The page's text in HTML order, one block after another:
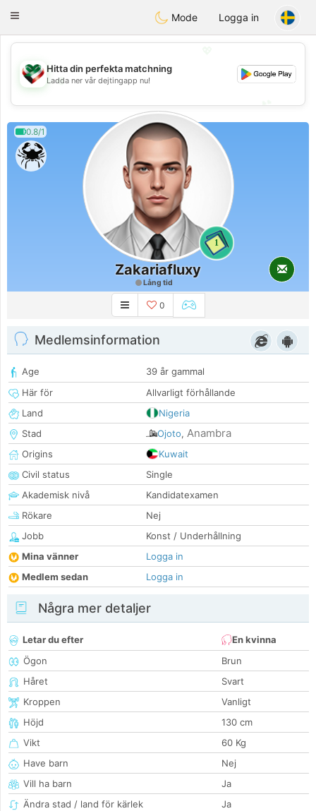
KuwaitChat
Toggle
Mode Logga in
💖
💕
Hitta din perfekta matchning
Ladda ner vår dejtingapp nu!
0.8/1
1
Zakariafluxy
Lång tid
0
Medlemsinformation
Age
39 år gammal
Här för
Allvarligt förhållande
Land
Nigeria
Stad
Ojoto, Anambra
Origins
Kuwait
Civil status
Single
Akademisk nivå
Kandidatexamen
Rökare
Nej
Jobb
Konst / Underhållning
Mina vänner
Logga in
Medlem sedan
Logga in
Några mer detaljer
Letar du efter
En kvinna
Ögon
Brun
Håret
Svart
Kroppen
Vanligt
Höjd
130 cm
Vikt
60 Kg
Have barn
Nej
Vill ha barn
Ja
Ändra stad / land för kärlek
Ja